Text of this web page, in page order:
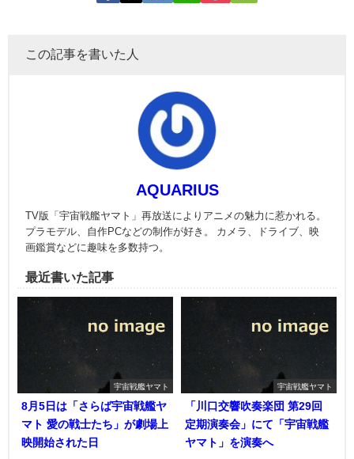
この記事を書いた人
AQUARIUS
TV版「宇宙戦艦ヤマト」再放送によりアニメの魅力に惹かれる。
プラモデル、自作PCなどの制作が好き。 カメラ、ドライブ、映
画鑑賞などに趣味を多数持つ。
最近書いた記事
宇宙戦艦ヤマト
8月5日は「さらば宇宙戦艦ヤ
マト 愛の戦士たち」が劇場上
映開始された日
宇宙戦艦ヤマト
「川口交響吹奏楽団 第29回
定期演奏会」にて「宇宙戦艦
ヤマト」を演奏へ